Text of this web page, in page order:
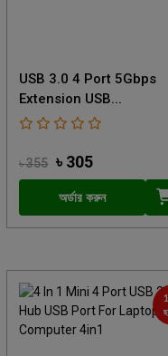
USB 3.0 4 Port 5Gbps
Extension USB...
৳ 355 ৳ 305
অর্ডার করুন